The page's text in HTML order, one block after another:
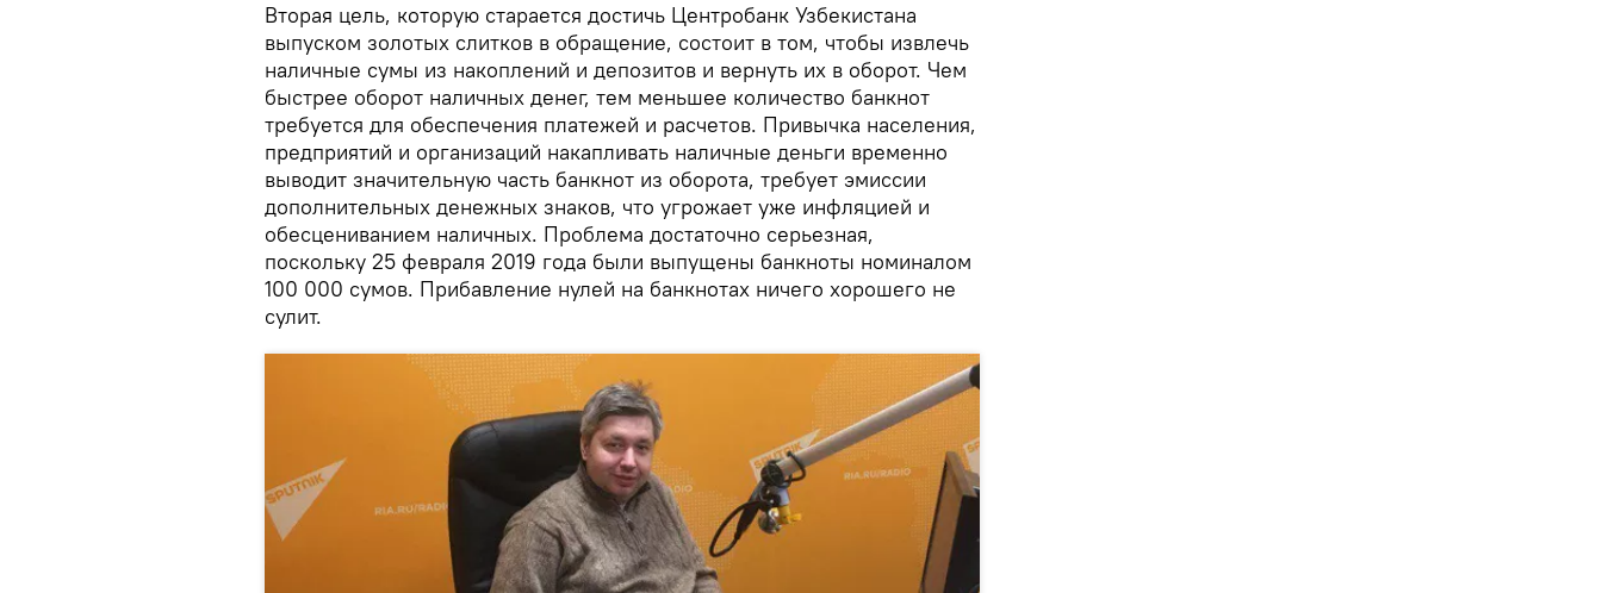
Вторая цель, которую старается достичь Центробанк Узбекистана
выпуском золотых слитков в обращение, состоит в том, чтобы извлечь
наличные сумы из накоплений и депозитов и вернуть их в оборот. Чем
быстрее оборот наличных денег, тем меньшее количество банкнот
требуется для обеспечения платежей и расчетов. Привычка населения,
предприятий и организаций накапливать наличные деньги временно
выводит значительную часть банкнот из оборота, требует эмиссии
дополнительных денежных знаков, что угрожает уже инфляцией и
обесцениванием наличных. Проблема достаточно серьезная,
поскольку 25 февраля 2019 года были выпущены банкноты номиналом
100 000 сумов. Прибавление нулей на банкнотах ничего хорошего не
сулит.